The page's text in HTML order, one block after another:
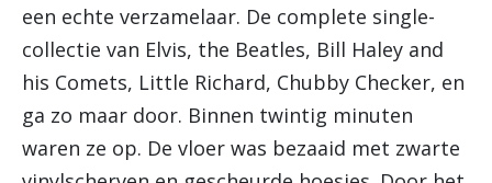
een echte verzamelaar. De complete single-
collectie van Elvis, the Beatles, Bill Haley and
his Comets, Little Richard, Chubby Checker, en
ga zo maar door. Binnen twintig minuten
waren ze op. De vloer was bezaaid met zwarte